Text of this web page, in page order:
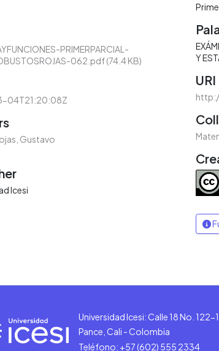
PRIMERPARCIAL-
062.pdf(74.4 KB)
04T21:20:08Z
Gustavo
Icesi
Y
URI
Universidad Icesi: Calle 18 No. 122-
Pance, Cali - Colombia
Teléfono: +57 (602) 555 2334